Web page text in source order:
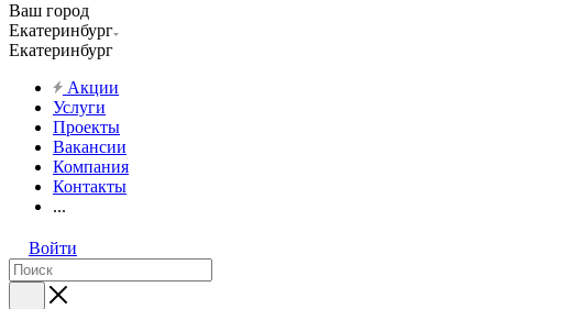
Ваш город
Екатеринбург
Екатеринбург
Акции
Услуги
Проекты
Вакансии
Компания
Контакты
...
Войти